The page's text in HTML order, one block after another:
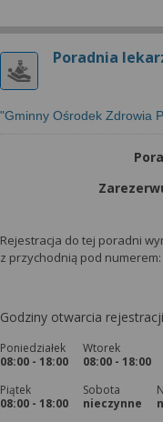
Poradnia
"Gminny Ośrodek Zdrowia
Rejestracja do tej poradni
z przychodnią pod numerem:
Godziny otwarcia
Poniedziałek
08:00 - 18:00
Wtorek
08:00 - 18:00
Piątek
08:00 - 18:00
Sobota
nieczynne